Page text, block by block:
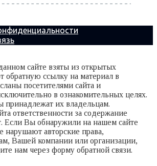
сайте взяты из открытых
обратную ссылку на материал в
посетителями сайта и
в ознакомительных целях.
принадлежат их владельцам.
ответственности за содержание
Если Вы обнаружили на нашем сайте
нарушают авторские права,
Вашей компании или организации,
нам через форму обратной связи.